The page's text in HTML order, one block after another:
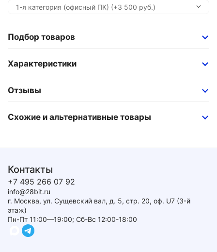
Подбор товаров
Характеристики
Отзывы
Схожие и альтернативные товары
Контакты
+7 495 266 07 92
info@28bit.ru
г. Москва, ул. Сущевский вал, д. 5, стр. 20, оф. U7 (3-й
этаж)
Пн-Пт 11:00—19:00; Сб-Вс 12:00-18:00